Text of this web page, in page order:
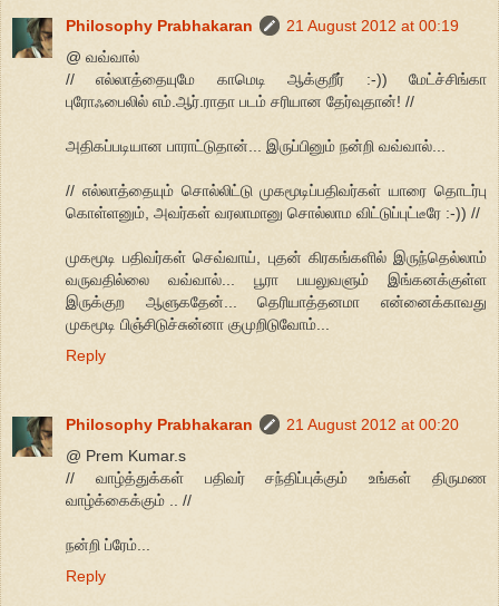
Philosophy Prabhakaran
21 August 2012 at 00:19
@ வவ்வால்
// எல்லாத்தையுமே காமெடி ஆக்குறீர் :-)) மேட்ச்சிங்கா
புரோஃபைலில் எம்.ஆர்.ராதா படம் சரியான தேர்வுதான்! //
அதிகப்படியான பாராட்டுதான்... இருப்பினும் நன்றி வவ்வால்...
// எல்லாத்தையும் சொல்லிட்டு முகமூடிப்பதிவர்கள் யாரை தொடர்பு
கொள்ளனும், அவர்கள் வரலாமானு சொல்லாம விட்டுப்புட்டீரே :-)) //
முகமூடி பதிவர்கள் செவ்வாய், புதன் கிரகங்களில் இருந்தெல்லாம்
வருவதில்லை வவ்வால்... பூரா பயலுவளும் இங்கனக்குள்ள
இருக்குற ஆளுகதேன்... தெரியாத்தனமா என்னைக்காவது
முகமூடி பிஞ்சிடுச்சுன்னா குமுறிடுவோம்...
Reply
Philosophy Prabhakaran
21 August 2012 at 00:20
@ Prem Kumar.s
// வாழ்த்துக்கள் பதிவர் சந்திப்புக்கும் உங்கள் திருமண
வாழ்க்கைக்கும் .. //
நன்றி ப்ரேம்...
Reply